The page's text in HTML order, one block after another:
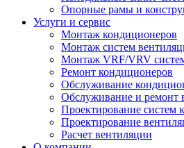
Опорные рамы и
Услуги и сервис
Монтаж кондиционеров
Монтаж систем
Монтаж VRF/VRV
Ремонт кондиционеров
Обслуживание
Обслуживание и ремонт
Проектирование систем
Проектирование
Расчет вентиляции